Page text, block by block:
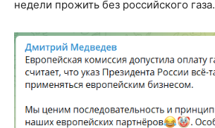
недели прожить без российского газа.